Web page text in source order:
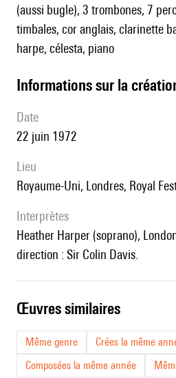
(aussi bugle), 3 trombones, 7
timbales, cor anglais, clarinette
harpe, célesta, piano
informations sur la
date
22 juin 1972
lieu
Royaume-Uni, Londres, Royal
interprètes
Heather Harper (soprano), London Symphony Orchestra,
direction : Sir Colin Davis.
œuvres similaires
Même genre
Crées la même
Composées la même année